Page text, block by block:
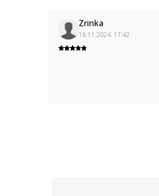
Zrinka
18.11.2024. 17:42